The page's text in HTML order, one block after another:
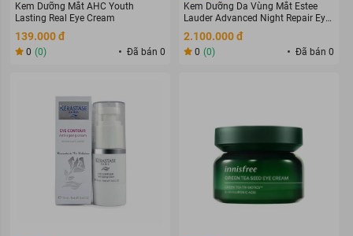
Kem Dưỡng Mắt AHC Youth
Lasting Real Eye Cream
139.000 đ
0 (0) Đã bán 0
Kem Dưỡng Da Vùng Mắt Estee
Lauder Advanced Night Repair Eye
Supercharged Complex 15Ml
2.100.000 đ
0 (0) Đã bán 0